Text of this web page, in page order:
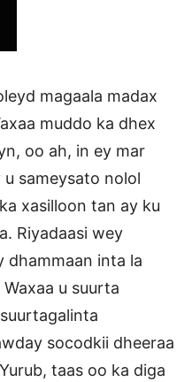
magaala madax
muddo ka dhex
oo ah, in ey mar
sameysato nolol
xasilloon tan ay ku
Riyadaasi wey
dhammaan inta la
u suurta
socodkii dheeraa
taas oo ka diga